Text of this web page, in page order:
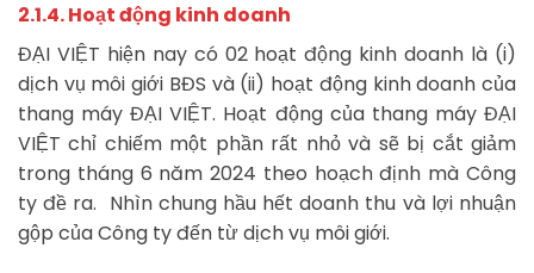
2.1.4. Hoạt động kinh doanh
ĐẠI VIỆT hiện nay có 02 hoạt động kinh doanh là (i)
dịch vụ môi giới BĐS và (ii) hoạt động kinh doanh của
thang máy ĐẠI VIỆT. Hoạt động của thang máy ĐẠI
VIỆT chỉ chiếm một phần rất nhỏ và sẽ bị cắt giảm
trong tháng 6 năm 2024 theo hoạch định mà Công
ty đề ra. Nhìn chung hầu hết doanh thu và lợi nhuận
gộp của Công ty đến từ dịch vụ môi giới.